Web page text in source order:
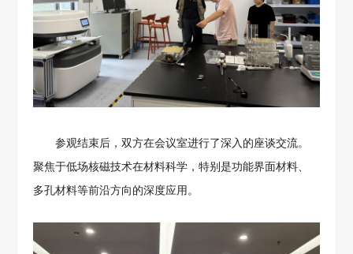
参观结束后，双方在会议室进行了深入的座谈交流。
聚焦于低场核磁技术在材料科学，特别是功能界面材料、
多孔材料等前沿方向的深度应用。